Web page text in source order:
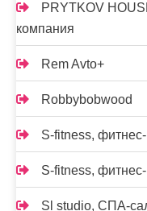
PRYTKOV
компания
Rem Avto+
Robbybobwood
S-fitness,
S-fitness,
Sl studio, СПА-